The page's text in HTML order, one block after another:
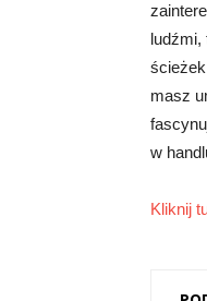
ludźmi,
masz
w
Kliknij